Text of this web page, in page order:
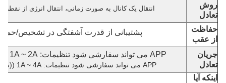
روش
تعادل
انتقال یک کانال به صورت زمانی، انتقال انرژی از نقطه
حفاظت
از عقب
پشتیبانی از قدرت آشفتگی در تشخیص/
جریان
تعادل
APP می تواند سفارشی شود تنظیمات: 1A ~ 2A ((نسخه 2A)
APP می تواند سفارشی شود تنظیمات: 1A ~ 4A ((نسخه 4A)
اینکه آیا